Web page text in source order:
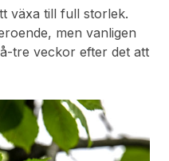
växa till full storlek.
men vanligen
tre veckor efter det att